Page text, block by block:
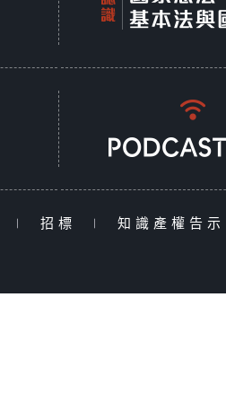
| 招標 | 知識產權告示